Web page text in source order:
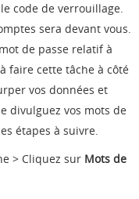
code de verrouillage.
sera devant vous.
de passe relatif à
faire cette tâche à côté
vos données et
divulguez vos mots de
étapes à suivre.
> Cliquez sur Mots de